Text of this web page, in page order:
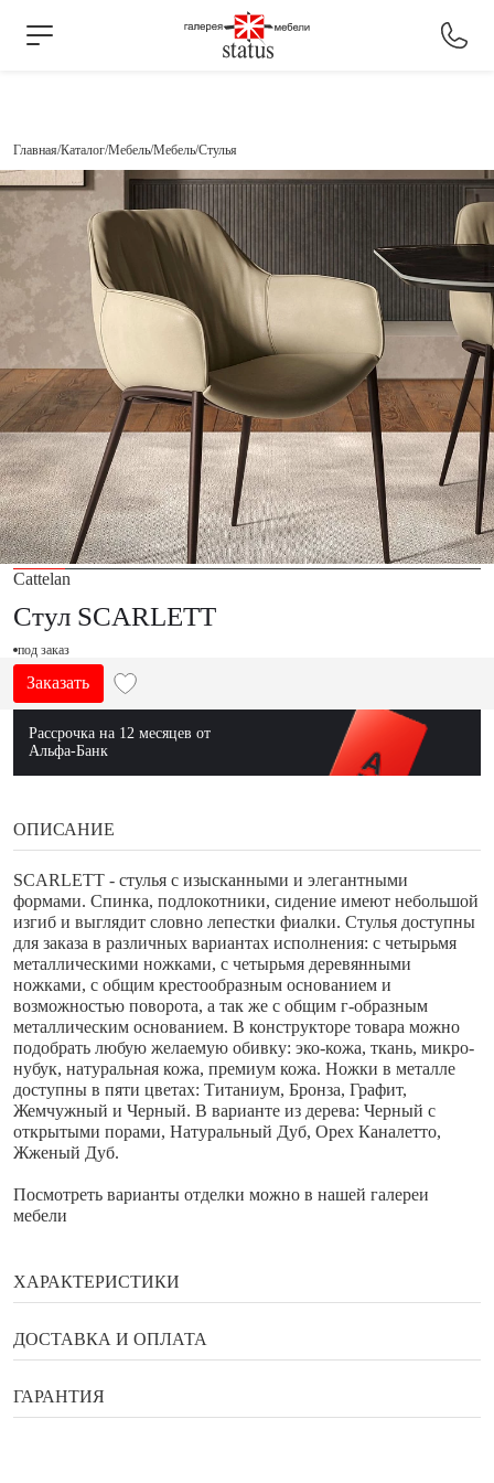
Главная Каталог Мебель Мебель Стулья
Cattelan
Стул SCARLETT
под заказ
Заказать
Рассрочка на 12 месяцев от
Альфа-Банк
ОПИСАНИЕ
SCARLETT - стулья с изысканными и элегантными
формами. Спинка, подлокотники, сидение имеют небольшой
изгиб и выглядит словно лепестки фиалки. Стулья доступны
для заказа в различных вариантах исполнения: с четырьмя
металлическими ножками, с четырьмя деревянными
ножками, с общим крестообразным основанием и
возможностью поворота, а так же с общим г-образным
металлическим основанием. В конструкторе товара можно
подобрать любую желаемую обивку: эко-кожа, ткань, микро-
нубук, натуральная кожа, премиум кожа. Ножки в металле
доступны в пяти цветах: Титаниум, Бронза, Графит,
Жемчужный и Черный. В варианте из дерева: Черный с
открытыми порами, Натуральный Дуб, Орех Каналетто,
Жженый Дуб.
Посмотреть варианты отделки можно в нашей галереи
мебели
ХАРАКТЕРИСТИКИ
Бренд
ДОСТАВКА И ОПЛАТА
Способы оплаты
ГАРАНТИЯ